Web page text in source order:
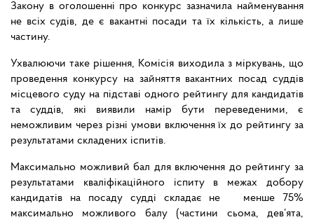
Закону в оголошенні про конкурс зазначила найменування
не всіх судів, де є вакантні посади та їх кількість, а лише
частину.
Ухвалюючи таке рішення, Комісія виходила з міркувань, що
проведення конкурсу на зайняття вакантних посад суддів
місцевого суду на підставі одного рейтингу для кандидатів
та суддів, які виявили намір бути переведеними, є
неможливим через різні умови включення їх до рейтингу за
результатами складених іспитів.
Максимально можливий бал для включення до рейтингу за
результатами кваліфікаційного іспиту в межах добору
кандидатів на посаду судді складає не менше 75%
максимально можливого балу (частини сьома, дев’ята,